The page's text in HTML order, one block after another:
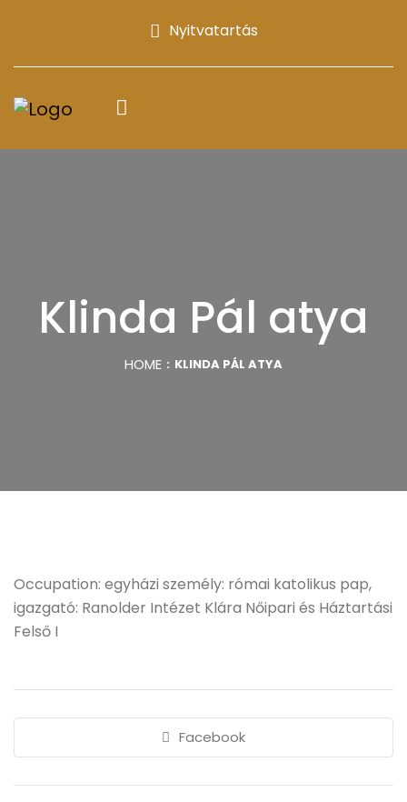
Nyitvatartás
Klinda Pál atya
HOME KLINDA PÁL ATYA
Occupation: egyházi személy: római katolikus pap,
igazgató: Ranolder Intézet Klára Nőipari és Háztartási
Felső I
Facebook